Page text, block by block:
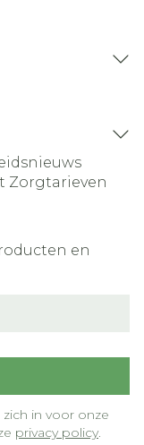
Zorgtarieven
en
in voor onze
privacy policy.